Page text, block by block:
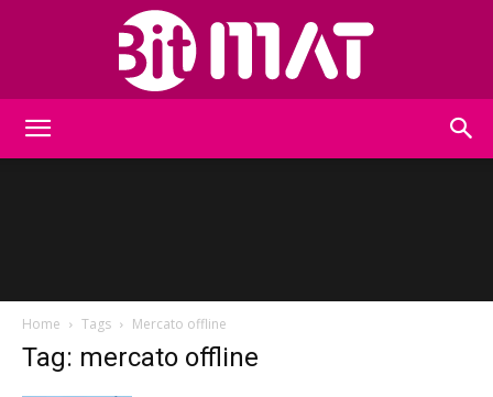
Home Tags Mercato offline
Tag: mercato offline